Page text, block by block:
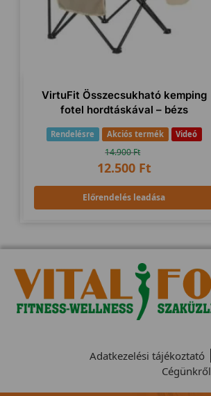
VirtuFit Összecsukható kemping
fotel hordtáskával – bézs
Rendelésre Akciós termék Videó
14.900Ft
12.500 Ft
Előrendelés leadása
Adatkezelési tájékoztató
Cégünkről